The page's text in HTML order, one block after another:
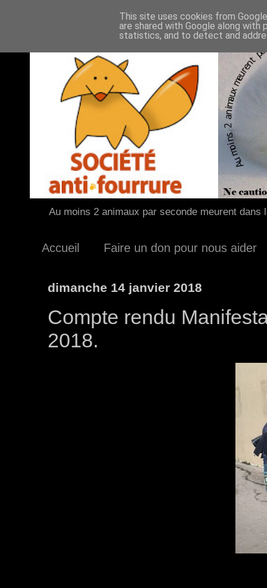
Au moins 2 animaux par seconde meurent
Accueil Faire un don pour nous aider
dimanche 14 janvier 2018
Compte rendu
2018.
This site uses cookies from
are shared with Google along
statistics, and to detect and